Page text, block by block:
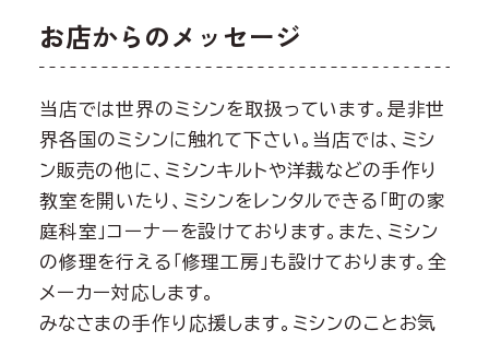
お店からのメッセージ
当店では世界のミシンを取扱っています。是非世
界各国のミシンに触れて下さい。当店では、ミシ
ン販売の他に、ミシンキルトや洋裁などの手作り
教室を開いたり、ミシンをレンタルできる「町の家
庭科室」コーナーを設けております。また、ミシン
の修理を行える「修理工房」も設けております。全
メーカー対応します。
みなさまの手作り応援します。ミシンのことお気